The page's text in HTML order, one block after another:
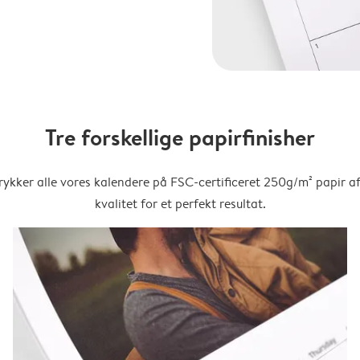
Tre forskellige papirfinisher
alle vores kalendere på FSC-certificeret 250g/m² papir
kvalitet for et perfekt resultat.